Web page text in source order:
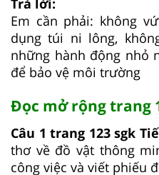
Trả lời:
Em cần phải: không
dụng túi ni lông,
những hành động nhỏ
để bảo vệ môi trường
Đọc mở rộng trang
Câu 1 trang 123 sgk
thơ về đồ vật thông
công việc và viết phiếu